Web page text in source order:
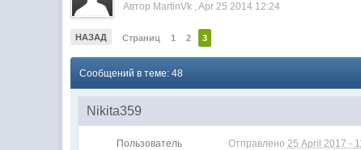
Автор MartinVk ,Apr 25 2014 12:24
НАЗАД Страниц 1 2 3
Сообщений в теме: 48
Nikita359
Пользователь Отправлено25 April 2017 -